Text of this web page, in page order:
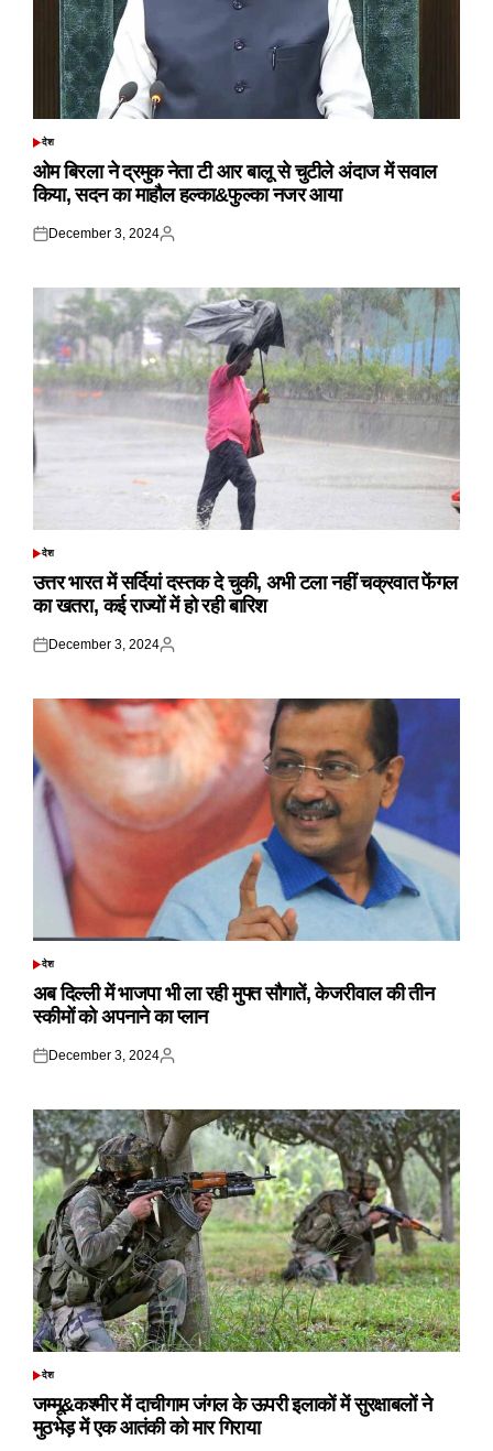
POSTED
देश
ओम बिरला ने द्रमुक नेता टी आर बालू से चुटीले अंदाज में सवाल
किया, सदन का माहौल हल्का&फुल्का नजर आया
Posted
December 3, 2024
Posted
POSTED
देश
उत्तर भारत में सर्दियां दस्तक दे चुकी, अभी टला नहीं चक्रवात फेंगल
का खतरा, कई राज्यों में हो रही बारिश
Posted
December 3, 2024
Posted
POSTED
देश
अब दिल्ली में भाजपा भी ला रही मुफ्त सौगातें, केजरीवाल की तीन
स्कीमों को अपनाने का प्लान
Posted
December 3, 2024
Posted
POSTED
देश
जम्मू&कश्मीर में दाचीगाम जंगल के ऊपरी इलाकों में सुरक्षाबलों ने
मुठभेड़ में एक आतंकी को मार गिराया